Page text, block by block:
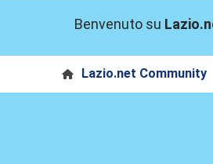
Benvenuto su
Lazio.net Community